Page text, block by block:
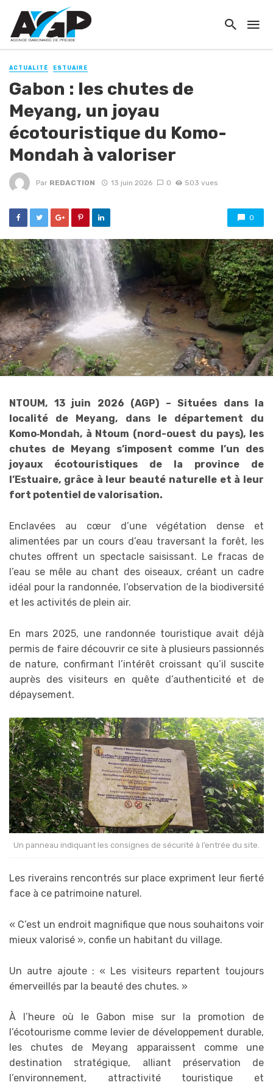
ACTUALITÉ ESTUAIRE
Gabon : les chutes de
Meyang, un joyau
écotouristique du Komo-
Mondah à valoriser
Par REDACTION 13 juin 2026 0 503 vues
0
NTOUM, 13 juin 2026 (AGP) – Situées dans la
localité de Meyang, dans le département du
Komo‑Mondah, à Ntoum (nord-ouest du pays), les
chutes de Meyang s’imposent comme l’un des
joyaux écotouristiques de la province de
l’Estuaire, grâce à leur beauté naturelle et à leur
fort potentiel de valorisation.
Enclavées au cœur d’une végétation dense et
alimentées par un cours d’eau traversant la forêt, les
chutes offrent un spectacle saisissant. Le fracas de
l’eau se mêle au chant des oiseaux, créant un cadre
idéal pour la randonnée, l’observation de la biodiversité
et les activités de plein air.
En mars 2025, une randonnée touristique avait déjà
permis de faire découvrir ce site à plusieurs passionnés
de nature, confirmant l’intérêt croissant qu’il suscite
auprès des visiteurs en quête d’authenticité et de
dépaysement.
Un panneau indiquant les consignes de sécurité à l’entrée du site.
Les riverains rencontrés sur place expriment leur fierté
face à ce patrimoine naturel.
« C’est un endroit magnifique que nous souhaitons voir
mieux valorisé », confie un habitant du village.
Un autre ajoute : « Les visiteurs repartent toujours
émerveillés par la beauté des chutes. »
À l’heure où le Gabon mise sur la promotion de
l’écotourisme comme levier de développement durable,
les chutes de Meyang apparaissent comme une
destination stratégique, alliant préservation de
l’environnement, attractivité touristique et